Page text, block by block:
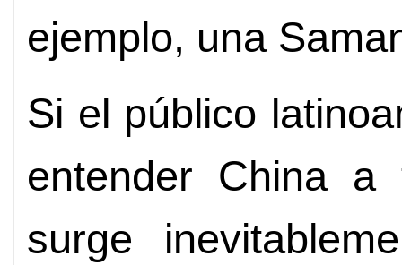
ejemplo, una
Si el público
entender China
surge